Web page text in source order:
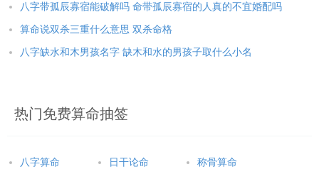
八字带孤辰寡宿能破解吗 命带孤辰寡宿的人真的不宜婚配吗
算命说双杀三重什么意思 双杀命格
八字缺水和木男孩名字 缺木和水的男孩子取什么小名
热门免费算命抽签
八字算命 日干论命 称骨算命